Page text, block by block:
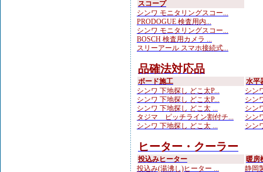
スコープ
シンワ モニタリングスコー...
PRODOGUE 検査用内...
シンワ モニタリングスコー...
BOSCH 検査用カメラ ...
スリーアール スマホ接続式...
品確法対応品
ボード施工
シンワ 下地探し どこ太P...
シンワ 下地探し どこ太P...
シンワ 下地探し どこ太 ...
タジマ ピッチライン割付チ...
シンワ 下地探し どこ太 ...
水平
シン
シン
シン
シン
シン
ヒーター・クーラー
投込みヒーター
投込み(湯沸し)ヒーター ...
暖房
静岡